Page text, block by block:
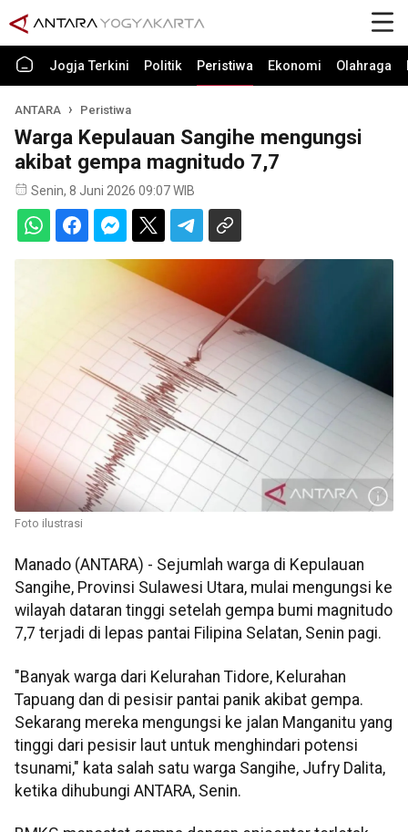
Jogja Terkini Politik Peristiwa Ekonomi Olahraga
ANTARA Peristiwa
Warga Kepulauan Sangihe mengungsi
akibat gempa magnitudo 7,7
Senin, 8 Juni 2026 09:07 WIB
Foto ilustrasi
Manado (ANTARA) - Sejumlah warga di Kepulauan
Sangihe, Provinsi Sulawesi Utara, mulai mengungsi ke
wilayah dataran tinggi setelah gempa bumi magnitudo
7,7 terjadi di lepas pantai Filipina Selatan, Senin pagi.
"Banyak warga dari Kelurahan Tidore, Kelurahan
Tapuang dan di pesisir pantai panik akibat gempa.
Sekarang mereka mengungsi ke jalan Manganitu yang
tinggi dari pesisir laut untuk menghindari potensi
tsunami," kata salah satu warga Sangihe, Jufry Dalita,
ketika dihubungi ANTARA, Senin.